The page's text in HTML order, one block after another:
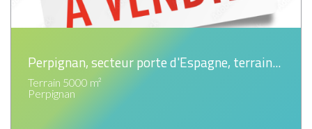
Perpignan, secteur porte d'Espagne, terrain...
Terrain 5000 m²
Perpignan